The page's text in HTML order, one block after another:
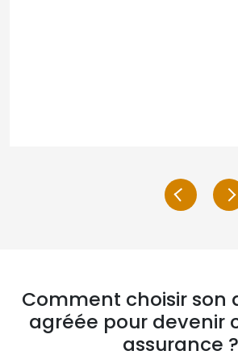
Comment choisir son
agréée pour devenir
assurance ?